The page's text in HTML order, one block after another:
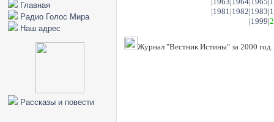
Главная
Радио Голос Мира
Наш адрес
Рассказы и повести
|1981|1982|1983|
|1999|
Журнал "Вестник Истины" за 2000